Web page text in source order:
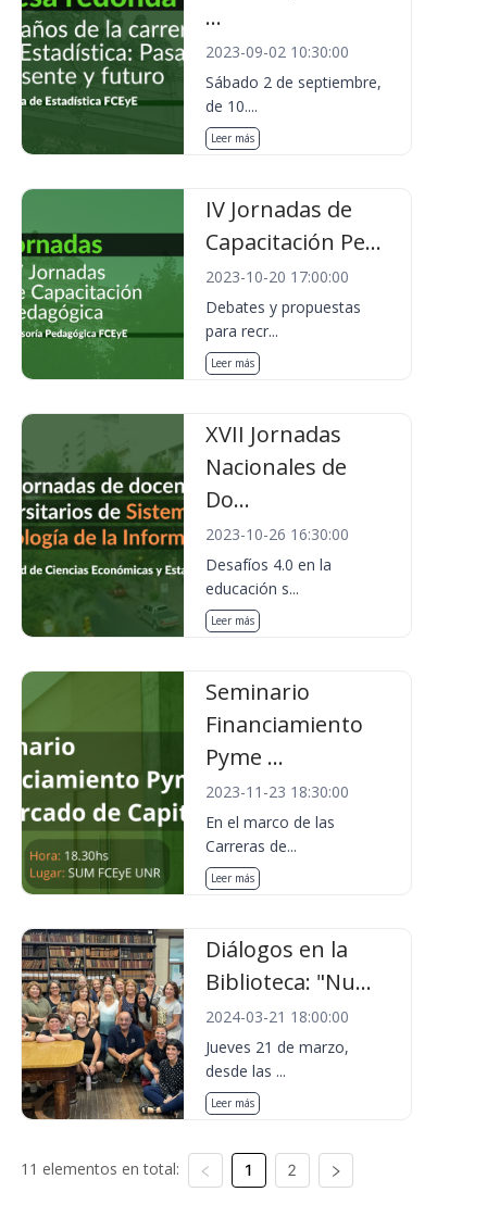
...
2023-09-02 10:30:00
Sábado 2 de septiembre,
de 10....
Leer más
IV Jornadas de
Capacitación Pe...
2023-10-20 17:00:00
Debates y propuestas
para recr...
Leer más
XVII Jornadas
Nacionales de
Do...
2023-10-26 16:30:00
Desafíos 4.0 en la
educación s...
Leer más
Seminario
Financiamiento
Pyme ...
2023-11-23 18:30:00
En el marco de las
Carreras de...
Leer más
Diálogos en la
Biblioteca: "Nu...
2024-03-21 18:00:00
Jueves 21 de marzo,
desde las ...
Leer más
11 elementos en total: 1 2